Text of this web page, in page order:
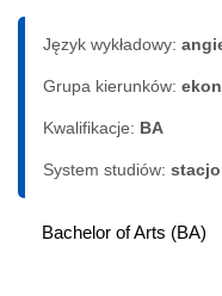
Język wykładowy:
Grupa kierunków:
Kwalifikacje: BA
System studiów:
Bachelor of Arts (BA)